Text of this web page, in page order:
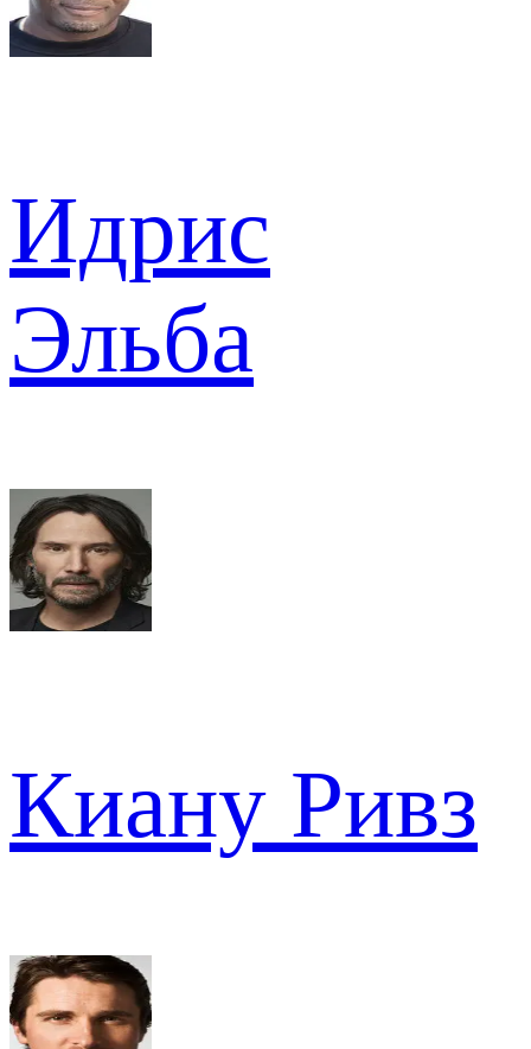
Идрис
Эльба
Киану Ривз